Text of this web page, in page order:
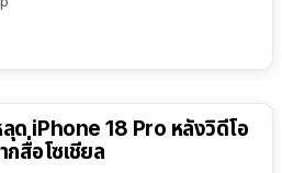
ด iPhone 18 Pro หลังวิดีโอ
สื่อโซเชียล